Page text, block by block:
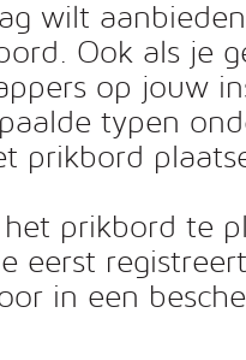
wilt
Ook als je
op jouw
typen
prikbord
prikbord te
eerst
in een